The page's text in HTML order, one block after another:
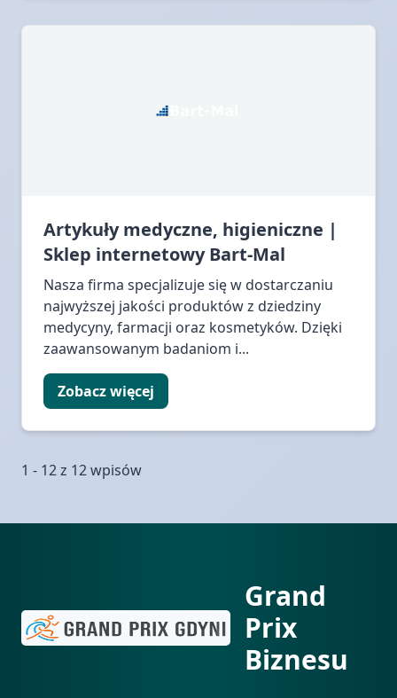
Artykuły medyczne, higieniczne |
Sklep internetowy Bart-Mal
Nasza firma specjalizuje się w dostarczaniu
najwyższej jakości produktów z dziedziny
medycyny, farmacji oraz kosmetyków. Dzięki
zaawansowanym badaniom i...
Zobacz więcej
1 - 12 z 12 wpisów
Grand
Prix
Biznesu